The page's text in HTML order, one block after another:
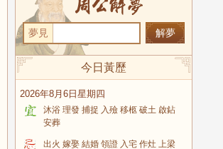
夢見
今日黃歷
2026年8月6日星期四
沐浴 理發 捕捉 入殮 移柩 破土 啟鉆
安葬
出火 嫁娶 結婚 領證 入宅 作灶 上梁